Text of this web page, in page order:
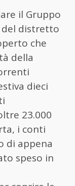
il Gruppo
del distretto
che
della
dieci
23.000
i conti
di appena
speso in